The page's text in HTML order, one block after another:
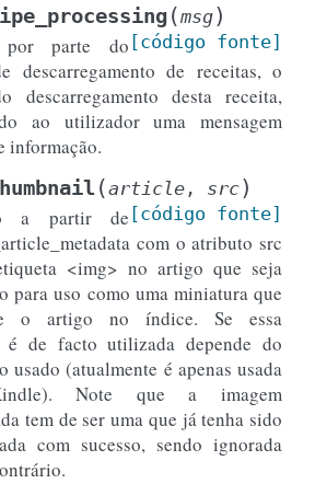
(msg)
[código fonte]
por parte do
descarregamento de receitas, o
descarregamento desta receita,
ao utilizador uma mensagem
informação.
(article , src)
[código fonte]
o a partir de
com o atributo src
<img> no artigo que seja
para uso como uma miniatura que
o artigo no índice. Se essa
é de facto utilizada depende do
usado (atualmente é apenas usada
Note que a imagem
tem de ser uma que já tenha sido
com sucesso, sendo ignorada